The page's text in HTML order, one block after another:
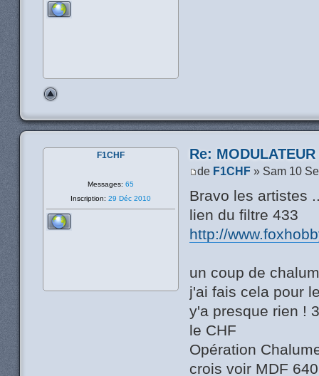
Re:
de F1CHF » Sam 10
Bravo les artistes
lien du filtre 433
http://
un coup de
j'ai fais cela pour
y'a presque rien !
le CHF
Opération
crois voir MDF
F1CHF
Messages: 65
Inscription: 29 Déc 2010